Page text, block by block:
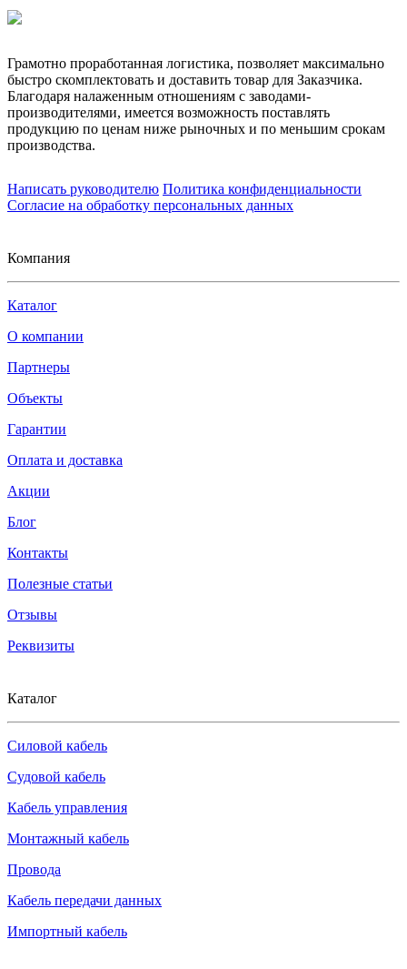
Грамотно проработанная логистика, позволяет максимально
быстро скомплектовать и доставить товар для Заказчика.
Благодаря налаженным отношениям с заводами-
производителями, имеется возможность поставлять
продукцию по ценам ниже рыночных и по меньшим срокам
производства.
Написать руководителю Политика конфиденциальности
Согласие на обработку персональных данных
Компания
Каталог
О компании
Партнеры
Объекты
Гарантии
Оплата и доставка
Акции
Блог
Контакты
Полезные статьи
Отзывы
Реквизиты
Каталог
Силовой кабель
Судовой кабель
Кабель управления
Монтажный кабель
Провода
Кабель передачи данных
Импортный кабель